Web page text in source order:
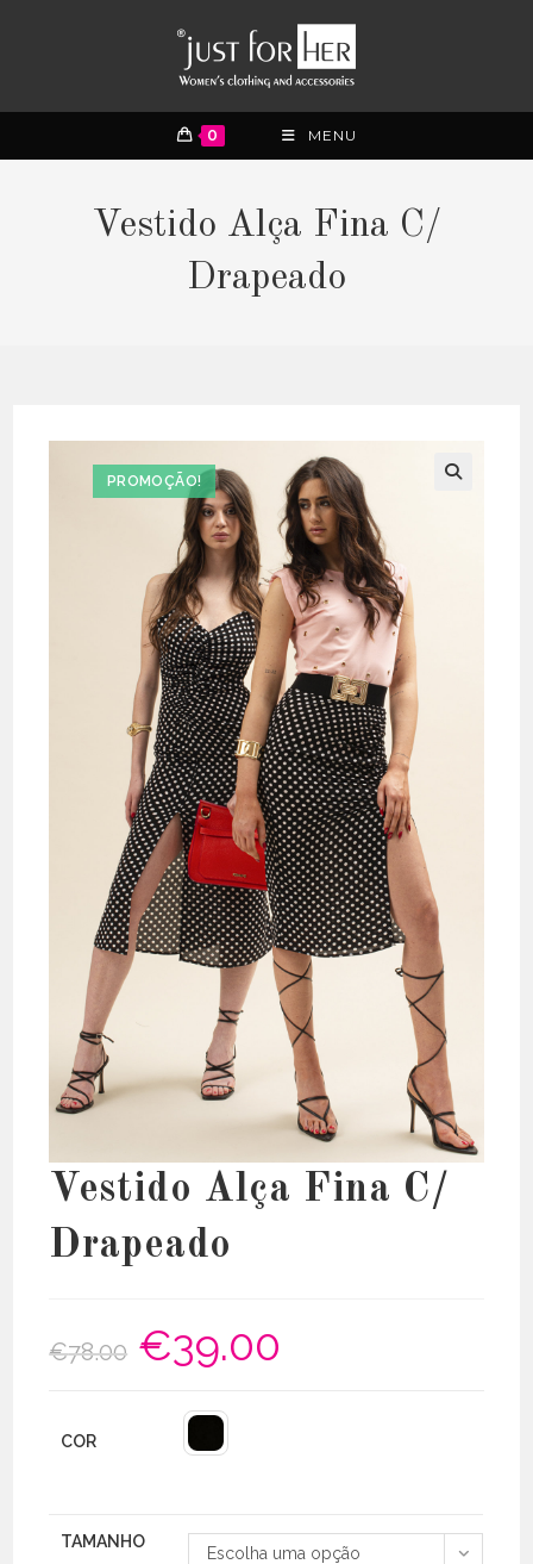
0 MENU
Vestido Alça Fina C/
Drapeado
PROMOÇÃO!
Vestido Alça Fina C/
Drapeado
€78.00
O
preço
original
€39.00
COR
TAMANHO
Escolha uma opção